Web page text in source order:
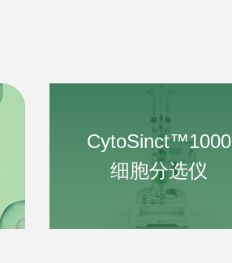
CytoSinct™1000
细胞分选仪